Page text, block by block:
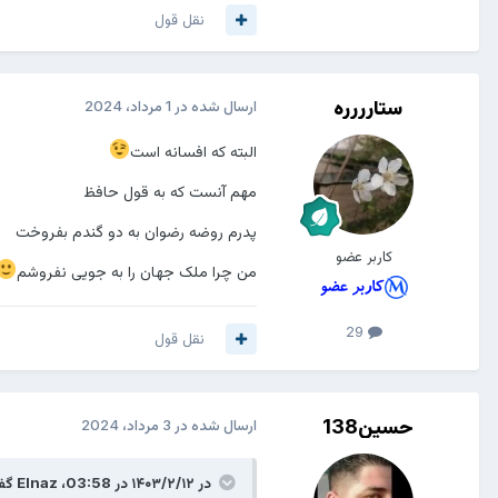
نقل قول
ستارررره
کاربر عضو
ارسال شده در 1 مرداد، 2024
البته که افسانه است
مهم آنست که به قول حافظ
پدرم روضه رضوان به دو گندم بفروخت
من چرا ملک جهان را به جویی نفروشم
نقل قول
حسین138 ارسال شده در 3 مرداد، 2024
در ۱۴۰۳/۲/۱۲ در 03:58، Elnaz